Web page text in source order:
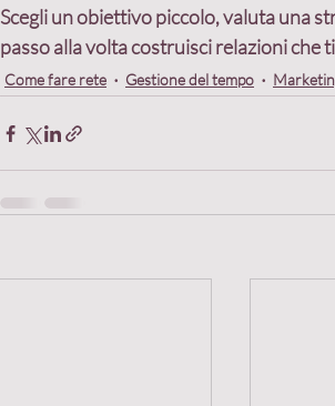
Scegli un obiettivo piccolo, valuta una
passo alla volta costruisci relazioni che
Come fare rete Gestione del tempo